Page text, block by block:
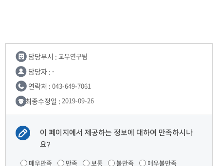
담당부서 : 교무연구팀
담당자 : -
연락처 : 043-649-7061
최종수정일 : 2019-09-26
이 페이지에서 제공하는 정보에 대하여 만족하시나
요?
매우만족 만족 보통 불만족 매우불만족